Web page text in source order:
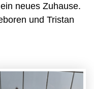
neues Zuhause.
und Tristan